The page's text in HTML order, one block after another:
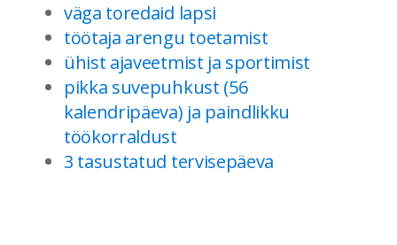
väga toredaid lapsi
töötaja arengu toetamist
ühist ajaveetmist ja sportimist
pikka suvepuhkust (56
kalendripäeva) ja paindlikku
töökorraldust
3 tasustatud tervisepäeva